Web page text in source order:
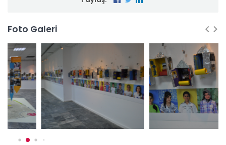
Foto Galeri